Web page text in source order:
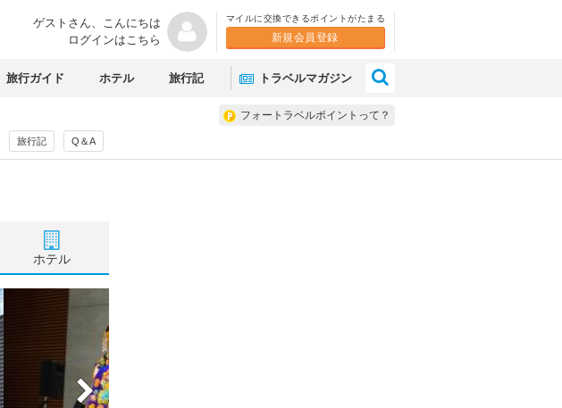
ゲストさん、 こんにちは
ログインはこちら
マイルに交換できるポイントがたまる
新規会員登録
旅行ガイド ホテル 旅行記 トラベルマガジン
フォートラベルポイントって？
旅行記 Q＆A
ホテル